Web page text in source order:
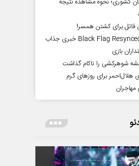
قاتل برای کشتن همسر!
بازگشت Black Flag Resynced خبری جذاب
بازی
شوهرکشی را ناکام گذاشت
هلال‌احمر برای روز‌های گرم